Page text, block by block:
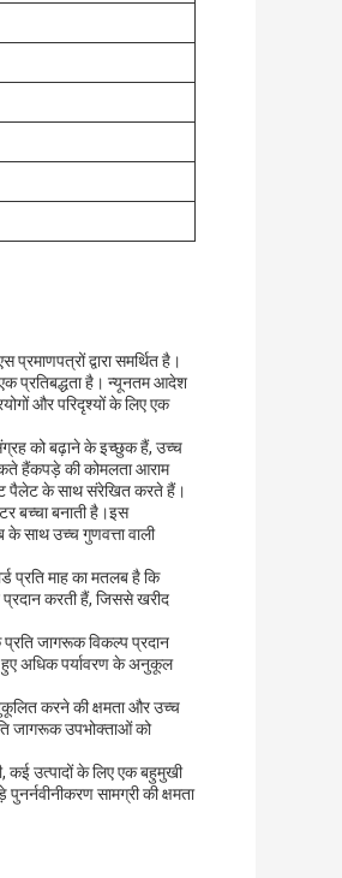
द्वारा समर्थित है।
प्रतिबद्धता है। न्यूनतम आदेश
और परिदृश्यों के लिए एक
को बढ़ाने के इच्छुक हैं, उच्च
हैंकपड़े की कोमलता आराम
पैलेट के साथ संरेखित करते हैं।
बच्चा बनाती है।इस
साथ उच्च गुणवत्ता वाली
प्रति माह का मतलब है कि
करती हैं, जिससे खरीद
जागरूक विकल्प प्रदान
हुए अधिक पर्यावरण के अनुकूल
करने की क्षमता और उच्च
जागरूक उपभोक्ताओं को
कई उत्पादों के लिए एक बहुमुखी
सामग्री की क्षमता